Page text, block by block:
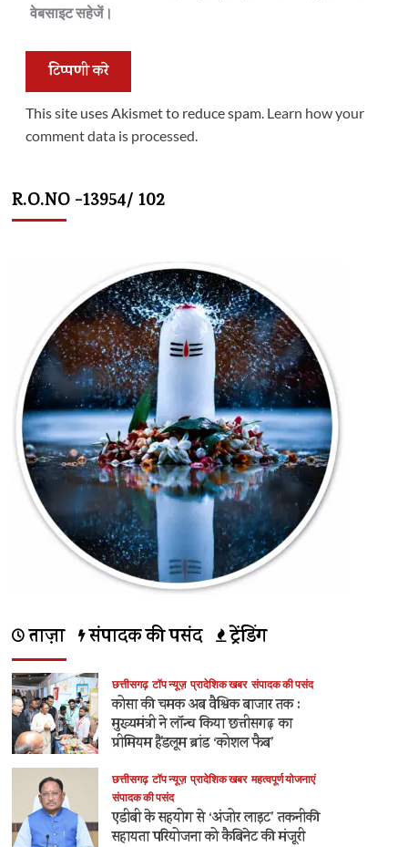
वेबसाइट सहेजें।
This site uses Akismet to reduce spam. Learn how your
comment data is processed.
R.O.NO -13954/ 102
ताज़ा संपादक की पसंद ट्रेंडिंग
छत्तीसगढ़ टॉप न्यूज़ प्रादेशिक खबर संपादक की पसंद
कोसा की चमक अब वैश्विक बाजार तक :
मुख्यमंत्री ने लॉन्च किया छत्तीसगढ़ का
प्रीमियम हैंडलूम ब्रांड ‘कोशल फैब’
छत्तीसगढ़ टॉप न्यूज़ प्रादेशिक खबर महत्वपूर्ण योजनाएं
संपादक की पसंद
एडीबी के सहयोग से ‘अंजोर लाइट’ तकनीकी
सहायता परियोजना को कैबिनेट की मंजूरी